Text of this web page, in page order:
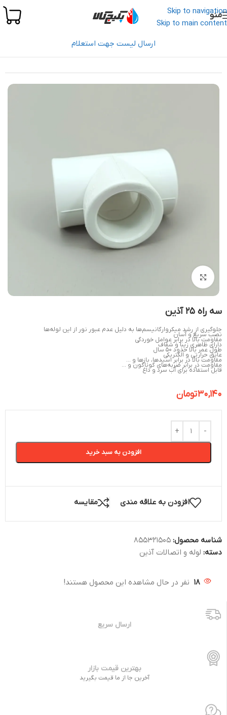
Skip to navigation
Skip to main content
منو
ارسال لیست جهت استعلام
بزرگنمایی تصویر
سه راه 25 آذین
جلوگیری از رشد میکروارگانیسم‌ها به دلیل عدم عبور نور از این لوله‌ها
نصب سریع و آسان
مقاومت بالا در برابر عوامل خوردگی
دارای ظاهری زیبا و شفاف
طول عمر بالا حدود 50 سال
عایق حرارتی و الکتریکی
مقاومت بالا در برابر اسیدها، بازها و …
مقاومت در برابر ضربه‌های گوناگون و …
قابل استفاده برای آب سرد و داغ
30,140تومان
افزودن به سبد خرید
افزودن به علاقه مندی مقایسه
شناسه محصول: 855321505
دسته: لوله و اتصالات آذین
18 نفر در حال مشاهده این محصول هستند!
ارسال سریع
بهترین قیمت بازار
آخرین جا از ما قیمت بگیرید